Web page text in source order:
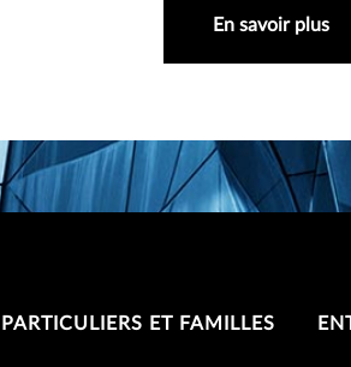
En savoir plus
PARTICULIERS ET FAMILLES